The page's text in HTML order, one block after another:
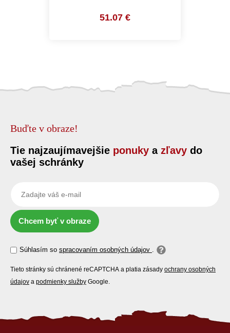
51.07 €
Buďte v obraze!
Tie najzaujímavejšie ponuky a zľavy do
vašej schránky
Chcem byť v obraze
Súhlasím so spracovaním osobných údajov .
Tieto stránky sú chránené reCAPTCHA a platia zásady ochrany osobných
údajov a podmienky služby Google.